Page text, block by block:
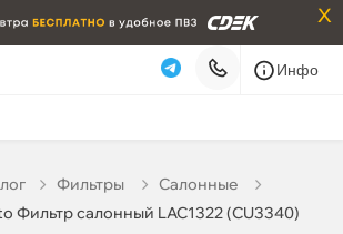
x
Инфо
Фильтры
Салонные
Фильтр салонный LAC1322 (CU3340)